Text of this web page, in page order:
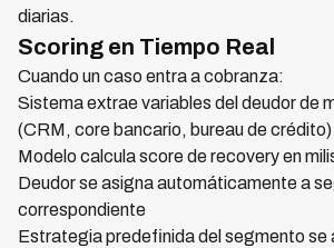
diarias.
Scoring en Tiempo Real
Cuando un caso entra a cobranza:
Sistema extrae variables del deudor de
(CRM, core bancario, bureau de crédito)
Modelo calcula score de recovery en
Deudor se asigna automáticamente a
correspondiente
Estrategia predefinida del segmento se